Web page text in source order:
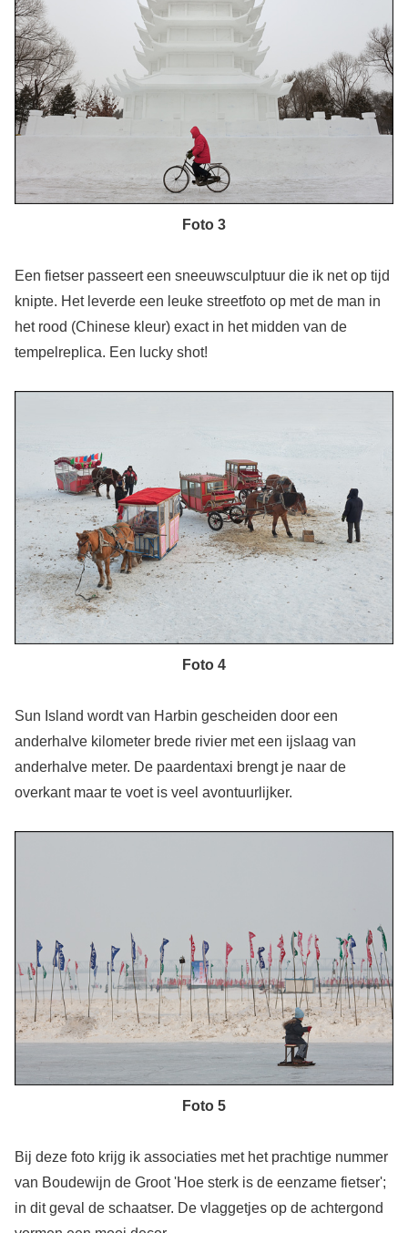
Foto 3
Een fietser passeert een sneeuwsculptuur die ik net op tijd
knipte. Het leverde een leuke streetfoto op met de man in
het rood (Chinese kleur) exact in het midden van de
tempelreplica. Een lucky shot!
Foto 4
Sun Island wordt van Harbin gescheiden door een
anderhalve kilometer brede rivier met een ijslaag van
anderhalve meter. De paardentaxi brengt je naar de
overkant maar te voet is veel avontuurlijker.
Foto 5
Bij deze foto krijg ik associaties met het prachtige nummer
van Boudewijn de Groot 'Hoe sterk is de eenzame fietser';
in dit geval de schaatser. De vlaggetjes op de achtergond